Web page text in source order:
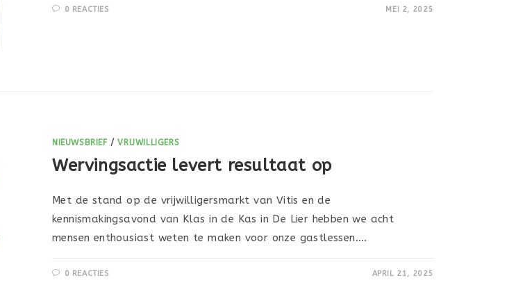
0 REACTIES MEI 2, 2025
NIEUWSBRIEF/VRIJWILLIGERS
Wervingsactie levert resultaat op
Met de stand op de vrijwilligersmarkt van Vitis en de
kennismakingsavond van Klas in de Kas in De Lier hebben we acht
mensen enthousiast weten te maken voor onze gastlessen.…
0 REACTIES APRIL 21, 2025